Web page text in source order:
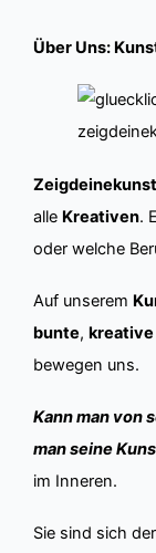
Über Uns:
alle Kreativen.
oder welche
Auf unserem
bunte,kreative
bewegen uns.
Kann man von
man seine
im Inneren.
Sie sind sich